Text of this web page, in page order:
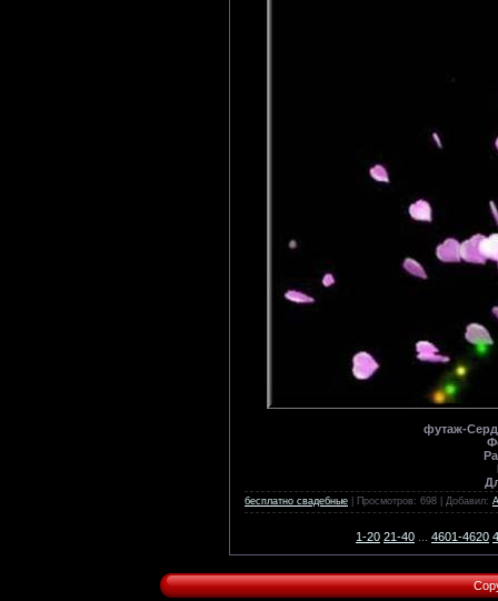
футаж-
бесплатно свадебные | Просмотров: 698 | Добавил:
1-20 21-40 4601-4620